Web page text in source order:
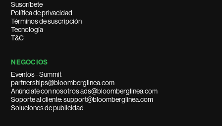
Suscríbete
Política de privacidad
Términos de suscripción
Tecnología
T&C
NEGOCIOS
Eventos - Summit
partnerships@bloomberglinea.com
Anúnciate con nosotros ads@bloomberglinea.com
Soporte al cliente: support@bloomberglinea.com
Soluciones de publicidad